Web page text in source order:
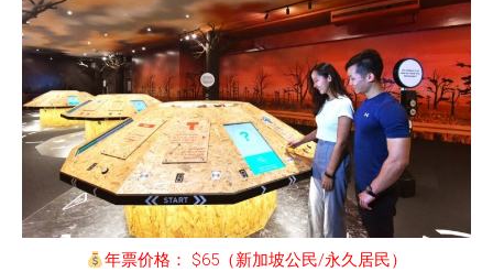
年票价格： $65（新加坡公民/永久居民）